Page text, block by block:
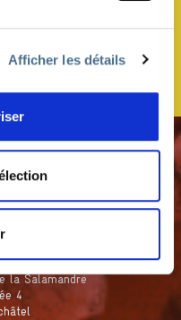
Afficher les détails
la Salamandre
4